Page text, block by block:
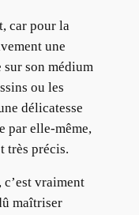
car pour la
une
son médium
ou les
délicatesse
par elle-même,
très précis.
, c’est vraiment
maîtriser